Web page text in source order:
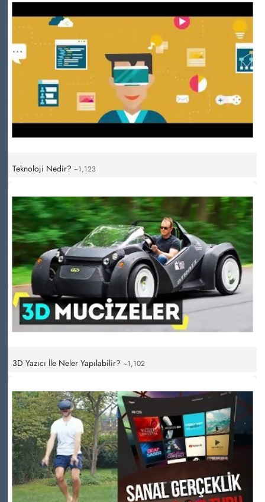
Teknoloji Nedir? ~1,123
3D Yazıcı İle Neler Yapılabilir? ~1,102